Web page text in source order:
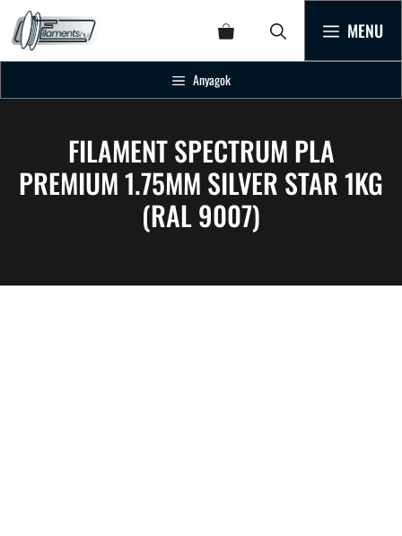
MENU
Anyagok
FILAMENT SPECTRUM PLA
PREMIUM 1.75MM SILVER STAR 1KG
(RAL 9007)